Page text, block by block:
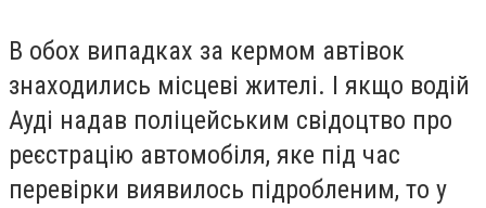
В обох випадках за кермом автівок
знаходились місцеві жителі. І якщо водій
Ауді надав поліцейським свідоцтво про
реєстрацію автомобіля, яке під час
перевірки виявилось підробленим, то у